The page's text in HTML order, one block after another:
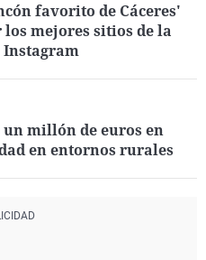
favorito de Cáceres'
mejores sitios de la
Instagram
millón de euros en
en entornos rurales